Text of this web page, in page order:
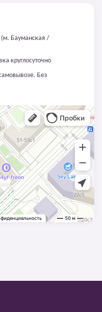
Бауманская /
круглосуточно
Без